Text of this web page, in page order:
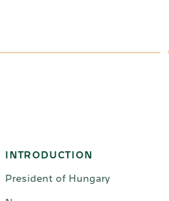
INTRODUCTION
President of Hungary